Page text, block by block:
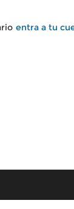
entra a tu